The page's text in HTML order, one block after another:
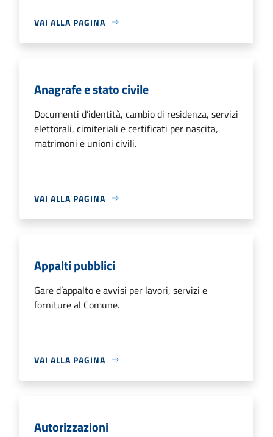
VAI ALLA PAGINA
Anagrafe e stato civile
Documenti d’identità, cambio di residenza, servizi
elettorali, cimiteriali e certificati per nascita,
matrimoni e unioni civili.
VAI ALLA PAGINA
Appalti pubblici
Gare d’appalto e avvisi per lavori, servizi e
forniture al Comune.
VAI ALLA PAGINA
Autorizzazioni